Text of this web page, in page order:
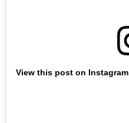
View this post on Instagram